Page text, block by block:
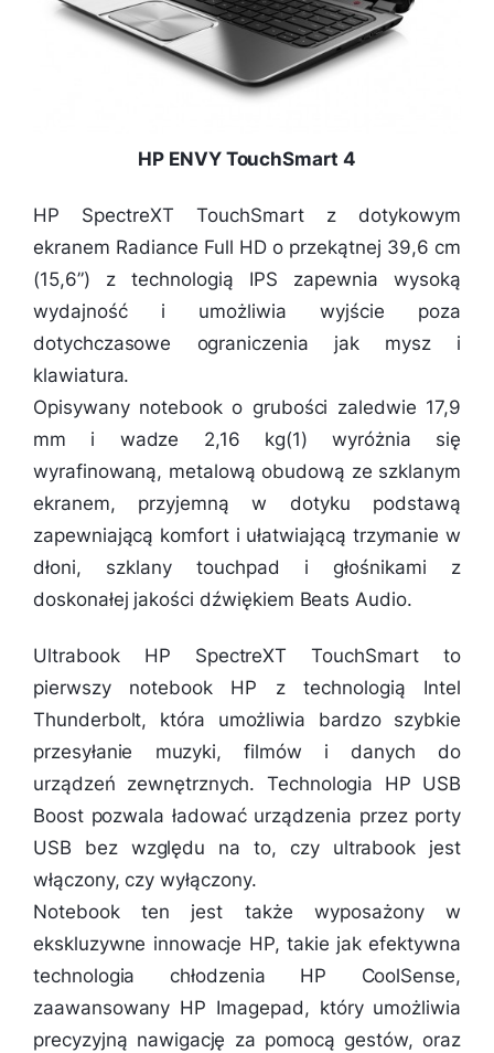
HP ENVY TouchSmart 4
HP SpectreXT TouchSmart z dotykowym
ekranem Radiance Full HD o przekątnej 39,6 cm
(15,6”) z technologią IPS zapewnia wysoką
wydajność i umożliwia wyjście poza
dotychczasowe ograniczenia jak mysz i
klawiatura.
Opisywany notebook o grubości zaledwie 17,9
mm i wadze 2,16 kg(1) wyróżnia się
wyrafinowaną, metalową obudową ze szklanym
ekranem, przyjemną w dotyku podstawą
zapewniającą komfort i ułatwiającą trzymanie w
dłoni, szklany touchpad i głośnikami z
doskonałej jakości dźwiękiem Beats Audio.
Ultrabook HP SpectreXT TouchSmart to
pierwszy notebook HP z technologią Intel
Thunderbolt, która umożliwia bardzo szybkie
przesyłanie muzyki, filmów i danych do
urządzeń zewnętrznych. Technologia HP USB
Boost pozwala ładować urządzenia przez porty
USB bez względu na to, czy ultrabook jest
włączony, czy wyłączony.
Notebook ten jest także wyposażony w
ekskluzywne innowacje HP, takie jak efektywna
technologia chłodzenia HP CoolSense,
zaawansowany HP Imagepad, który umożliwia
precyzyjną nawigację za pomocą gestów, oraz